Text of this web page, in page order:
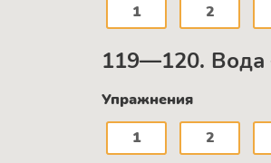
1
2
119—120. Вода
Упражнения
1
2